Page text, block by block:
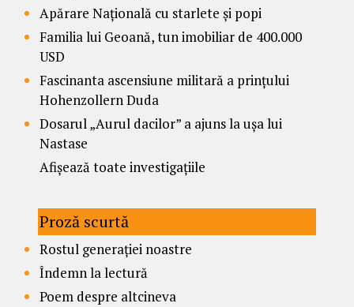
Apărare Națională cu starlete și popi
Familia lui Geoană, tun imobiliar de 400.000
USD
Fascinanta ascensiune militară a prințului
Hohenzollern Duda
Dosarul „Aurul dacilor” a ajuns la ușa lui
Nastase
Afișează toate investigațiile
Proză scurtă
Rostul generației noastre
Îndemn la lectură
Poem despre altcineva